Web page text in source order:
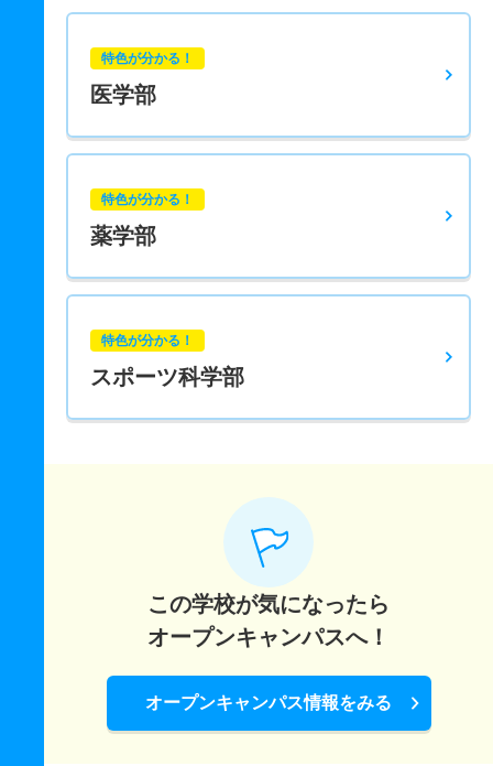
特色が分かる！
医学部
特色が分かる！
薬学部
特色が分かる！
スポーツ科学部
この学校が気になったら
オープンキャンパスへ！
オープンキャンパス情報をみる